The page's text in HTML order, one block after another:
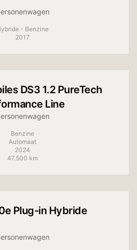
- Benzine
2017
DS3 1.2 PureTech
Line
Benzine
Automaat
2024
47.500 km
Plug-in Hybride